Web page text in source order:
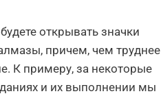
открывать значки
причем, чем труднее
К примеру, за некоторые
и их выполнении мы